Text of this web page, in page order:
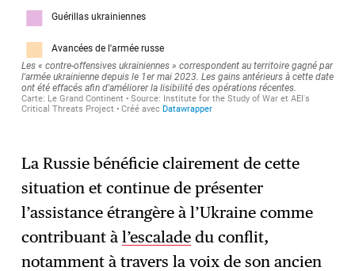
La Russie bénéficie clairement de cette
situation et continue de présenter
l’assistance étrangère à l’Ukraine comme
contribuant àl’escalade du conflit,
notamment à travers la voix de son ancien